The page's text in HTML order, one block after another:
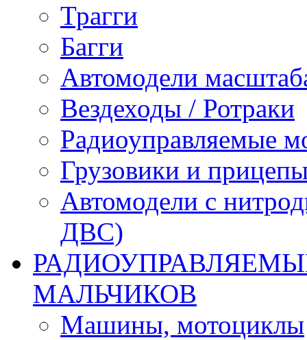
Трагги
Багги
Автомодели
Вездеходы / Ротраки
Радиоуправляемые
Грузовики и
Автомодели с
ДВС)
МАЛЬЧИКОВ
Машины, мотоциклы